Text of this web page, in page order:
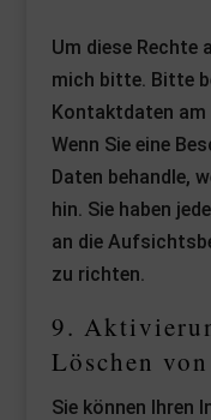
Um diese Rechte
mich bitte. Bitte
Kontaktdaten am
Wenn Sie eine
Daten behandle,
hin. Sie haben
an die
zu richten.
9.
Löschen
Sie können Ihren